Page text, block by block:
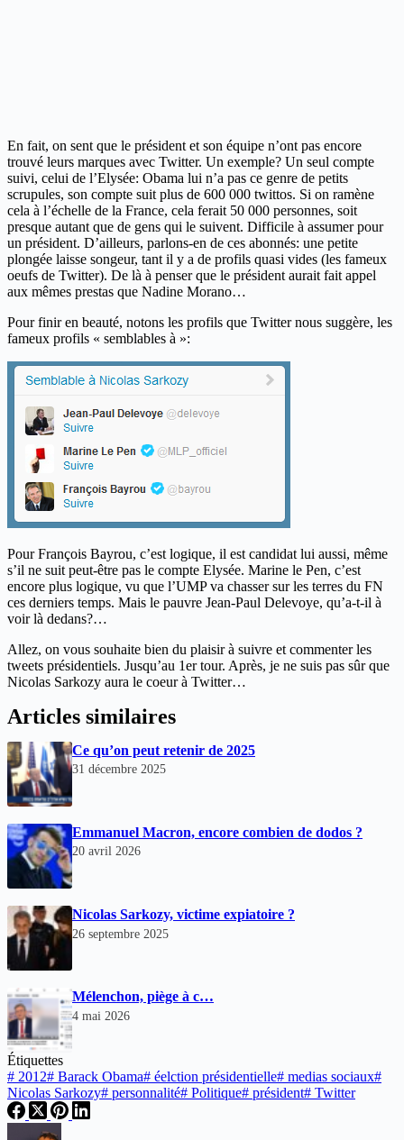
En fait, on sent que le président et son équipe n’ont pas encore
trouvé leurs marques avec Twitter. Un exemple? Un seul compte
suivi, celui de l’Elysée: Obama lui n’a pas ce genre de petits
scrupules, son compte suit plus de 600 000 twittos. Si on ramène
cela à l’échelle de la France, cela ferait 50 000 personnes, soit
presque autant que de gens qui le suivent. Difficile à assumer pour
un président. D’ailleurs, parlons-en de ces abonnés: une petite
plongée laisse songeur, tant il y a de profils quasi vides (les fameux
oeufs de Twitter). De là à penser que le président aurait fait appel
aux mêmes prestas que Nadine Morano…
Pour finir en beauté, notons les profils que Twitter nous suggère, les
fameux profils « semblables à »:
Pour François Bayrou, c’est logique, il est candidat lui aussi, même
s’il ne suit peut-être pas le compte Elysée. Marine le Pen, c’est
encore plus logique, vu que l’UMP va chasser sur les terres du FN
ces derniers temps. Mais le pauvre Jean-Paul Delevoye, qu’a-t-il à
voir là dedans?…
Allez, on vous souhaite bien du plaisir à suivre et commenter les
tweets présidentiels. Jusqu’au 1er tour. Après, je ne suis pas sûr que
Nicolas Sarkozy aura le coeur à Twitter…
Articles similaires
Ce qu’on peut retenir de 2025
31 décembre 2025
Emmanuel Macron, encore combien de dodos ?
20 avril 2026
Nicolas Sarkozy, victime expiatoire ?
26 septembre 2025
Mélenchon, piège à c…
4 mai 2026
Étiquettes
# 2012# Barack Obama# éelction présidentielle# medias sociaux#
Nicolas Sarkozy# personnalité# Politique# président# Twitter